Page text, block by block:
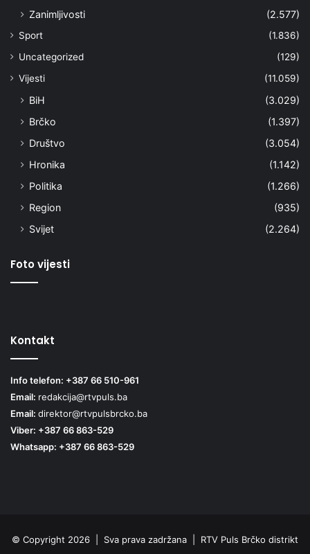
Zanimljivosti
(2.577)
Sport
(1.836)
Uncategorized
(129)
Vijesti
(11.059)
BiH
(3.029)
Brčko
(1.397)
Društvo
(3.054)
Hronika
(1.142)
Politika
(1.266)
Region
(935)
Svijet
(2.264)
Foto vijesti
Kontakt
Info telefon: +387 66 510-961
Email: redakcija@rtvpuls.ba
Email: direktor@rtvpulsbrcko.ba
Viber: +387 66 863-529
Whatsapp: +387 66 863-529
© Copyright 2026 | Sva prava zadržana | RTV Puls Brčko distrikt